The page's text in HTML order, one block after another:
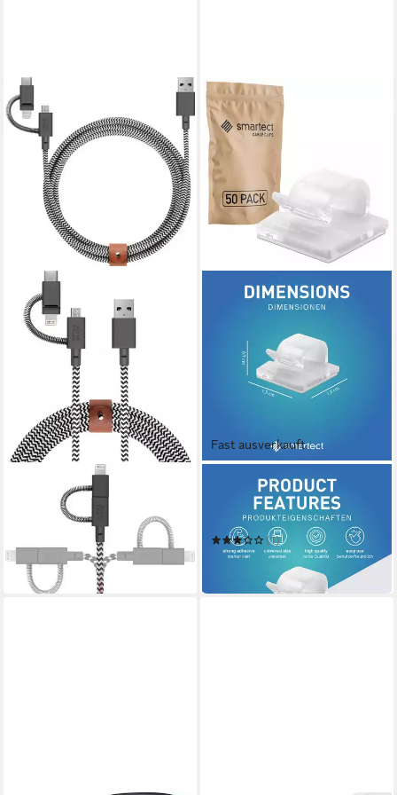
Gürtelkabel Universal
Smartphone-Kabel
69,99 €
in 2-3 Werktagen bei dir
Fast ausverkauft
SMARTECT
Kabelzubehör smartect
Kabelhalter selbstklebend
1,5x1,5 cm(1)
9,99 €
in 2-3 Werktagen bei dir